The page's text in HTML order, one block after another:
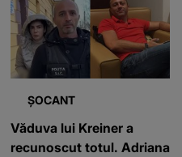
ȘOCANT
Văduva lui Kreiner a
recunoscut totul. Adriana